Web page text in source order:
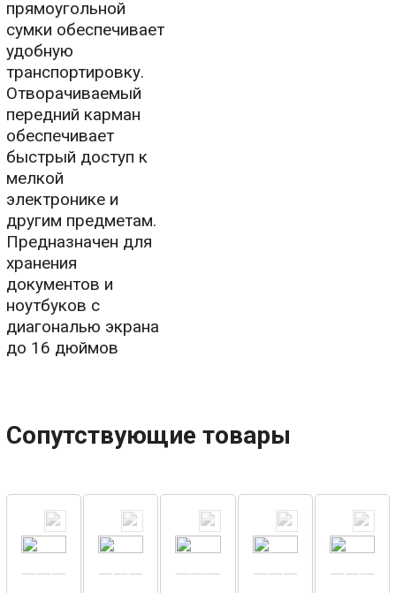
прямоугольной
сумки обеспечивает
удобную
транспортировку.
Отворачиваемый
передний карман
обеспечивает
быстрый доступ к
мелкой
электронике и
другим предметам.
Предназначен для
хранения
документов и
ноутбуков с
диагональю экрана
до 16 дюймов
Сопутствующие товары